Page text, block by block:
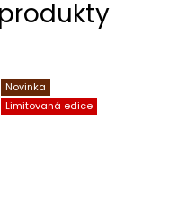
Novinka
Limitovaná edice